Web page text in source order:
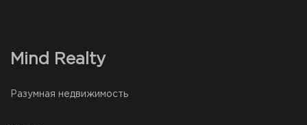
Mind Realty
Разумная недвижимость